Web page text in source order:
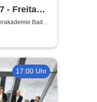
- Freitag |
Bad
17:00 Uhr